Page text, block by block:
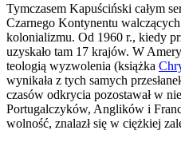
Tymczasem Kapuściński całym
Czarnego Kontynentu
kolonializmu. Od 1960 r., kiedy
uzyskało tam 17 krajów. W
teologią wyzwolenia (książka
wynikała z tych samych
czasów odkrycia pozostawał w
Portugalczyków, Anglików i
wolność, znalazł się w ciężkiej